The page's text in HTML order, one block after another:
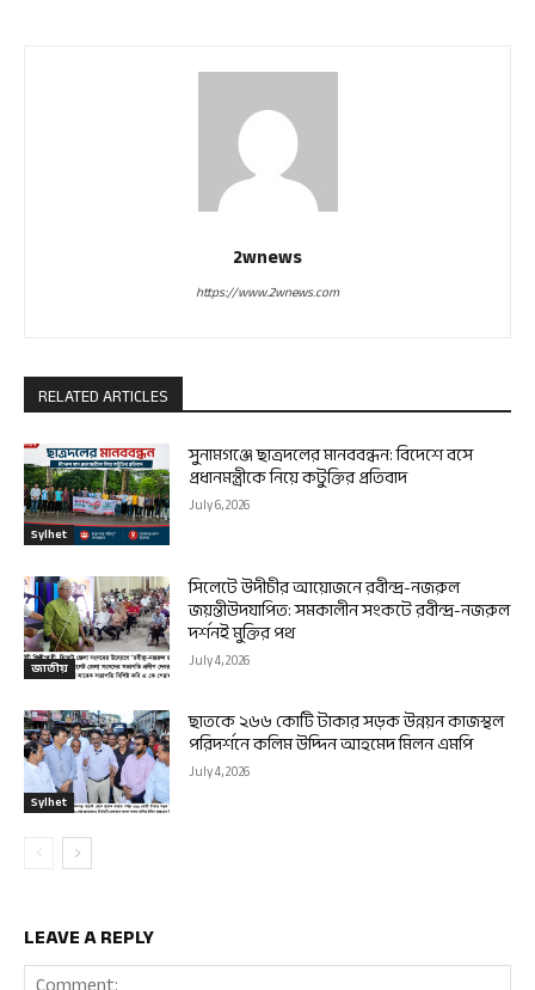
2wnews
https://www.2wnews.com
RELATED ARTICLES
Sylhet
সুনামগঞ্জে ছাত্রদলের মানববন্ধন: বিদেশে বসে
প্রধানমন্ত্রীকে নিয়ে কটুক্তির প্রতিবাদ
July 6, 2026
জাতীয়
সিলেটে উদীচীর আয়োজনে রবীন্দ্র-নজরুল
জয়ন্তীউদযাপিত: সমকালীন সংকটে রবীন্দ্র-নজরুল
দর্শনই মুক্তির পথ
July 4, 2026
Sylhet
ছাতকে ২৬৬ কোটি টাকার সড়ক উন্নয়ন কাজস্থল
পরিদর্শনে কলিম উদ্দিন আহমেদ মিলন এমপি
July 4, 2026
LEAVE A REPLY